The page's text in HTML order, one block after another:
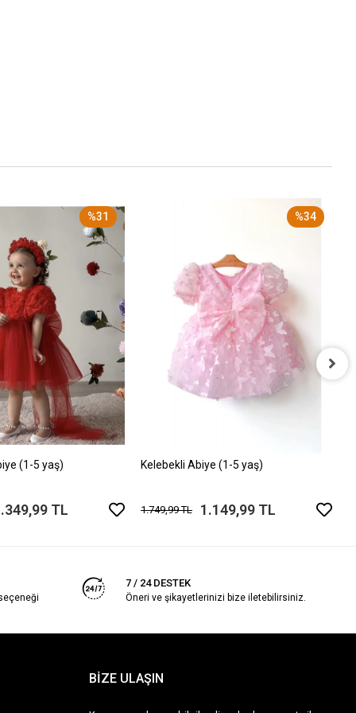
%31
(1-5 yaş)
TL
%34
Kelebekli Abiye (1-5 yaş)
1.749,99 TL 1.149,99 TL
7 / 24 DESTEK
Öneri ve şikayetlerinizi bize iletebilirsiniz.
BİZE ULAŞIN